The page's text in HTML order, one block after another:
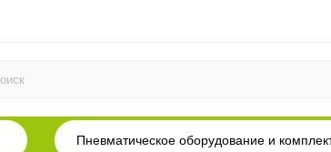
Пневматическое оборудование и